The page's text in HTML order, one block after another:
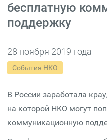
бесплатную
поддержку
28 ноября 2019 года
События НКО
В России заработала
на которой НКО могут
коммуникационную